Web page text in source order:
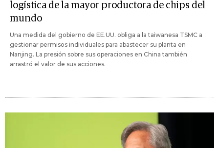
logística de la mayor productora de chips del
mundo
Una medida del gobierno de EE.UU. obliga a la taiwanesa TSMC a
gestionar permisos individuales para abastecer su planta en
Nanjing. La presión sobre sus operaciones en China también
arrastró el valor de sus acciones.